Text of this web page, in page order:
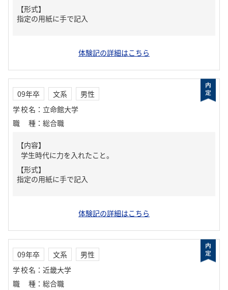
【形式】
指定の用紙に手で記入
体験記の詳細はこちら
09年卒 文系
男性
学校名 ： 立命館大学
職種 ： 総合職
【内容】
学生時代に力を入れたこと。
【形式】
指定の用紙に手で記入
体験記の詳細はこちら
09年卒 文系
男性
学校名 ： 近畿大学
職種 ： 総合職